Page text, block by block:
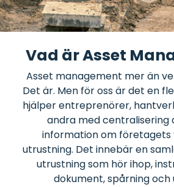
och koppla
dem till
utrustning
eller
Vad är Asset
Asset management mer än
Det är. Men för oss är det en
hjälper entreprenörer,
andra med centralisering
information om
utrustning. Det innebär en
utrustning som hör ihop,
dokument, spårning och